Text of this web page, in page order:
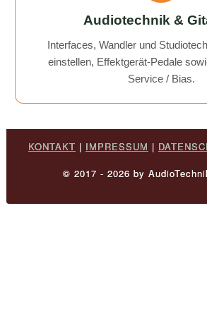
Audiotechnik &
Interfaces, Wandler und
einstellen, Effektgerät-Pedale
Service / Bias.
KONTAKT | IMPRESSUM |
© 2017 - 2026 by